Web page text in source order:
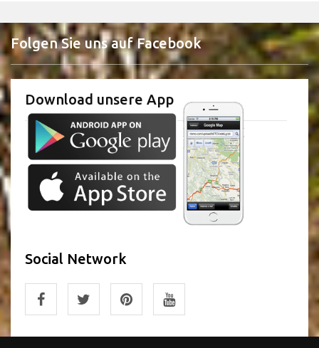
Folgen Sie uns auf Facebook
Download unsere App
Social Network